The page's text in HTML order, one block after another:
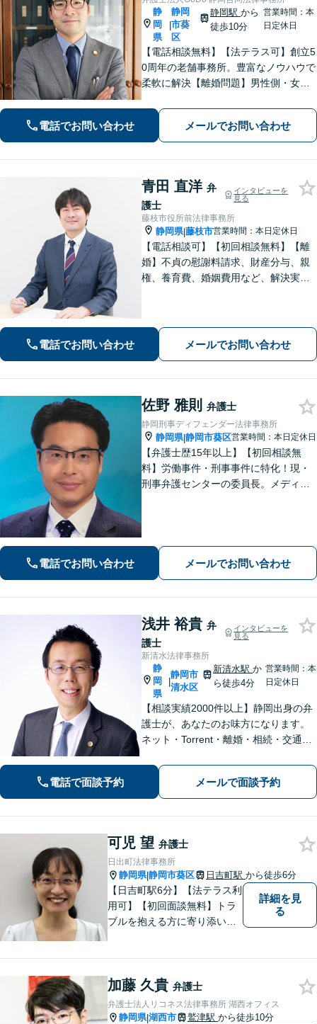
静
岡
県
|
静岡
市葵
区
静岡駅 から
徒歩10分
営業時間：本
日定休日
【電話相談無料】【法テラス可】創立5
0周年の老舗事務所。豊富なノウハウで
柔軟に解決【離婚問題】男性側・女性
慰謝料、養育費、面会交流など幅広く
対応【借金・債務整理】個人・法人と
もに相談可【静岡駅10分】
電話でお問い合わせ メールでお問い合わせ
青田 直洋 弁
護士
インタビューを
見る
藤枝市役所前法律事務所
静岡県|藤枝市営業時間：本日定休日
【電話相談可】【初回相談無料】【離
婚】不貞の慰謝料請求、財産分与、親
権、養育費、婚姻費用など、解決実績
ります【法テラス利用可】【藤枝市役
所裏】
電話でお問い合わせ メールでお問い合わせ
佐野 雅則 弁護士
静岡刑事ディフェンダー法律事務所
静岡県|静岡市葵区営業時間：本日定休日
【弁護士歴15年以上】【初回相談無
料】労働事件・刑事事件に特化！現・
刑事弁護センターの委員長。メディア
す。地域密着型の法律事務所
電話でお問い合わせ メールでお問い合わせ
浅井 裕貴 弁
護士
インタビューを
見る
新清水法律事務所
静
岡
県
|
静岡市
清水区
新清水駅か
ら徒歩4分
営業時間：本
日定休日
【相談実績2000件以上】静岡出身の弁
護士が、あなたのお味方になります。
ネット・Torrent・離婚・相続・交通事
談ください。初回電話10分無料。全国
対応。親身なサポートをいたします。
【新清水駅5分】
電話で面談予約 メールで面談予約
可児 望 弁護士
日出町法律事務所
静岡県|静岡市葵区 日吉町駅 から徒歩6分
【日吉町駅6分】【法テラス利
用可】【初回面談無料】トラ
ブルを抱える方に寄り添い、
詳細を見
る
加藤 久貴 弁護士
弁護士法人リコネス法律事務所 湖西オフィス
静岡県|湖西市 鷲津駅 から徒歩10分